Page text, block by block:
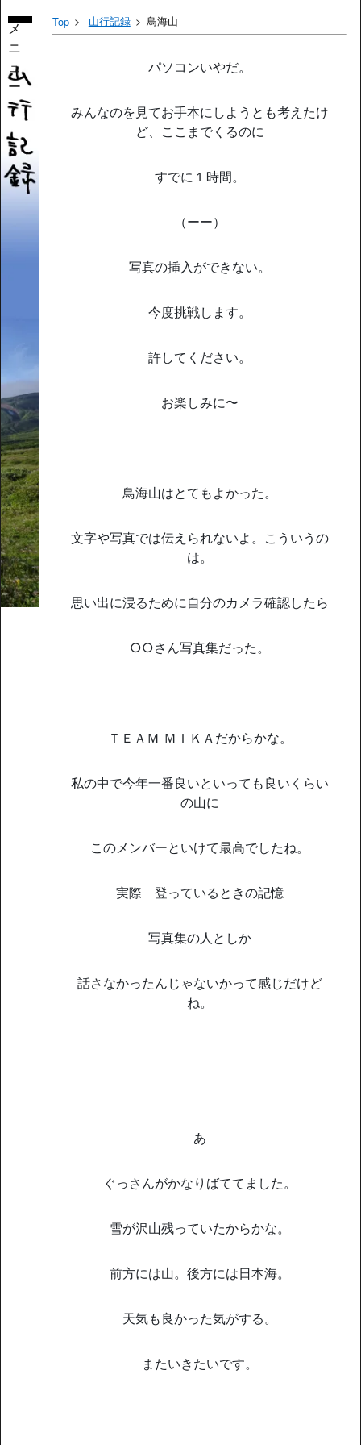
メ
ニ
ュ
ー
Top 山行記録 鳥海山
パソコンいやだ。
みんなのを見てお手本にしようとも考えたけ
ど、ここまでくるのに
すでに１時間。
（ーー）
写真の挿入ができない。
今度挑戦します。
許してください。
お楽しみに〜
鳥海山はとてもよかった。
文字や写真では伝えられないよ。こういうの
は。
思い出に浸るために自分のカメラ確認したら
○○さん写真集だった。
ＴＥＡＭ ＭＩＫＡだからかな。
私の中で今年一番良いといっても良いくらい
の山に
このメンバーといけて最高でしたね。
実際 登っているときの記憶
写真集の人としか
話さなかったんじゃないかって感じだけど
ね。
あ
ぐっさんがかなりばててました。
雪が沢山残っていたからかな。
前方には山。後方には日本海。
天気も良かった気がする。
またいきたいです。